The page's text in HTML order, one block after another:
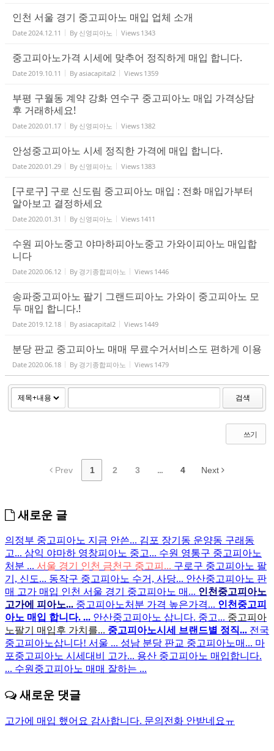
인천 서울 경기 중고피아노 매입 업체 소개
Date2024.12.11 By 신영피아노 Views 1343
중고피아노가격 시세에 맞추어 정직하게 매입 합니다.
Date2019.10.11 Byasiacapital2 Views 1359
부평 구월동 계약 강화 연수구 중고피아노 매입 가격상담
후 거래하세요!
Date2020.01.17 By 신영피아노 Views 1382
안성중고피아노 시세 정직한 가격에 매입 합니다.
Date2020.01.29 By 신영피아노 Views 1383
[구로구] 구로 신도림 중고피아노 매입 : 전화 매입가부터
알아보고 결정하세요
Date2020.01.31 By 신영피아노 Views 1411
수원 피아노중고 야마하피아노중고 가와이피아노 매입합
니다
Date2020.06.12 By 경기종합피아노 Views 1446
송파중고피아노 팔기 그랜드피아노 가와이 중고피아노 모
두 매입 합니다.!
Date2019.12.18 Byasiacapital2 Views 1449
분당 판교 중고피아노 매매 무료수거서비스도 편하게 이용
Date2020.06.18 By 경기종합피아노 Views 1479
검색
쓰기
Prev 1 2 3 ... 4 Next
새로운 글
의정부 중고피아노 지금 안쓴... 김포 장기동 운양동 구래동
고... 삼익 야마하 영창피아노 중고... 수원 영통구 중고피아노
처분 ... 서울 경기 인천 금천구 중고피... 구로구 중고피아노 팔
기, 신도... 동작구 중고피아노 수거, 사당... 안산중고피아노 판
매 고가 매입 인천 서울 경기 중고피아노 매... 인천중고피아노
고가에 피아노... 중고피아노처분 가격 높은가격... 인천중고피
아노 매입 합니다. ... 안산중고피아노 삽니다. 중고... 중고피아
노팔기 매입후 가치를... 중고피아노시세 브랜드별 정직... 전국
중고피아노삽니다! 서울 ... 성남 분당 판교 중고피아노매... 마
포중고피아노 시세대비 고가... 용산 중고피아노 매입합니다.
... 수원중고피아노 매매 잘하는 ...
새로운 댓글
고가에 매입 했어요 감사합니다. 문의전화 안받네요ㅠ